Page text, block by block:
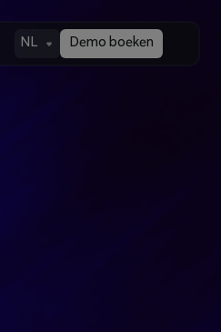
Demo boeken
NL